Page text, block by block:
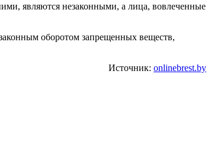
являются незаконными, а лица, вовлеченные
оборотом запрещенных веществ,
Источник: onlinebrest.by